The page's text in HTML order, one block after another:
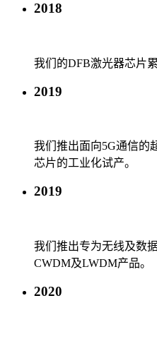
2018
我们的DFB激光器芯片
2019
我们推出面向5G通信的
芯片的工业化试产。
2019
我们推出专为无线及数
CWDM及LWDM产品。
2020